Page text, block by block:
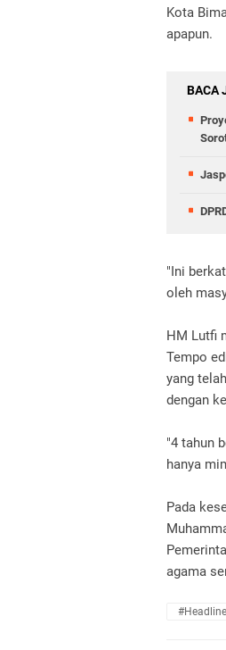
Kota
apapun.
BACA
"Ini
oleh
HM Lutfi
Tempo
yang
dengan
"4 tahun
hanya
Pada
agama
#Headline